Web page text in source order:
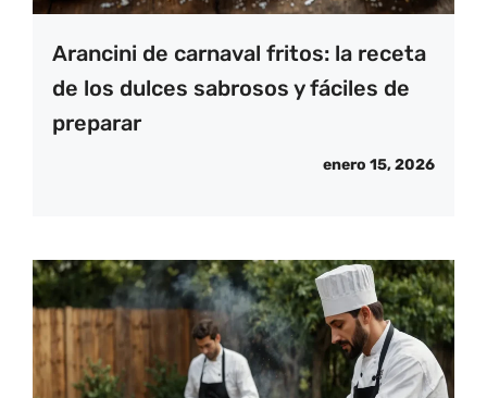
Arancini de carnaval fritos: la receta
de los dulces sabrosos y fáciles de
preparar
enero 15, 2026